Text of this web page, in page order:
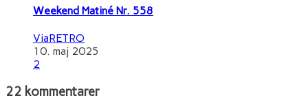
Weekend Matiné Nr. 558
ViaRETRO
10. maj 2025
2
22 kommentarer